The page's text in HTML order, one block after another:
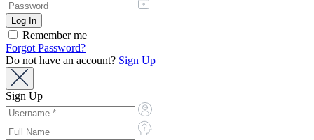
Remember me
Forgot Password?
Do not have an account? Sign Up
Sign Up